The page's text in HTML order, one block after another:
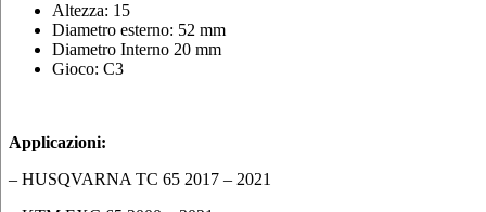
Altezza: 15
Diametro esterno: 52 mm
Diametro Interno 20 mm
Gioco: C3
Applicazioni:
– HUSQVARNA TC 65 2017 – 2021